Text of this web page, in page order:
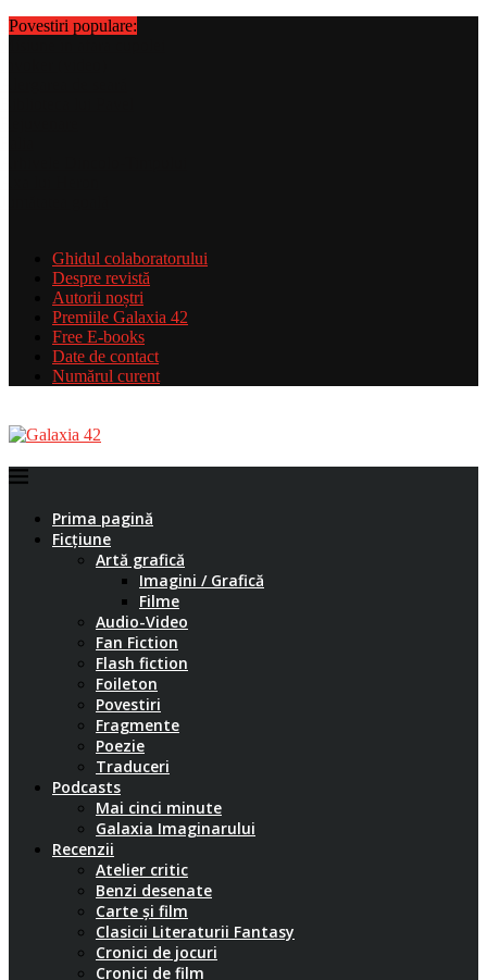
Povestiri populare:
Ghidul colaboratorului
Despre revistă
Autorii noștri
Premiile Galaxia 42
Free E-books
Date de contact
Numărul curent
Prima pagină
Ficțiune
Artă grafică
Imagini / Grafică
Filme
Audio-Video
Fan Fiction
Flash fiction
Foileton
Povestiri
Fragmente
Poezie
Traduceri
Podcasts
Mai cinci minute
Galaxia Imaginarului
Recenzii
Atelier critic
Benzi desenate
Carte și film
Clasicii Literaturii Fantasy
Cronici de jocuri
Cronici de film